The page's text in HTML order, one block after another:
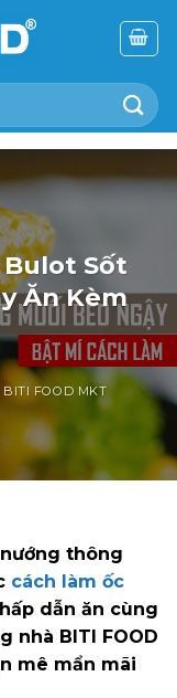
Bulot Sốt
Ăn Kèm
BITI FOOD MKT
nướng thông
cách làm ốc
dẫn ăn cùng
nhà BITI FOOD
mê mẩn mãi